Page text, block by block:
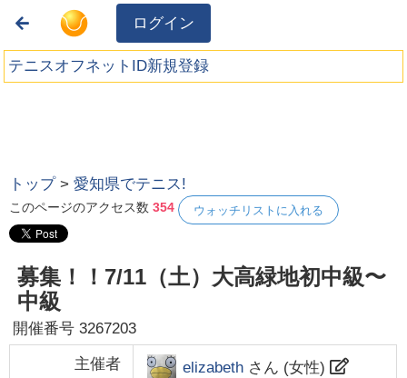
ログイン
テニスオフネットID新規登録
トップ >愛知県でテニス!
このページのアクセス数354 ウォッチリストに入れる
募集！！7/11（土）大高緑地初中級〜
中級
開催番号3267203
主催者 elizabethさん (女性)